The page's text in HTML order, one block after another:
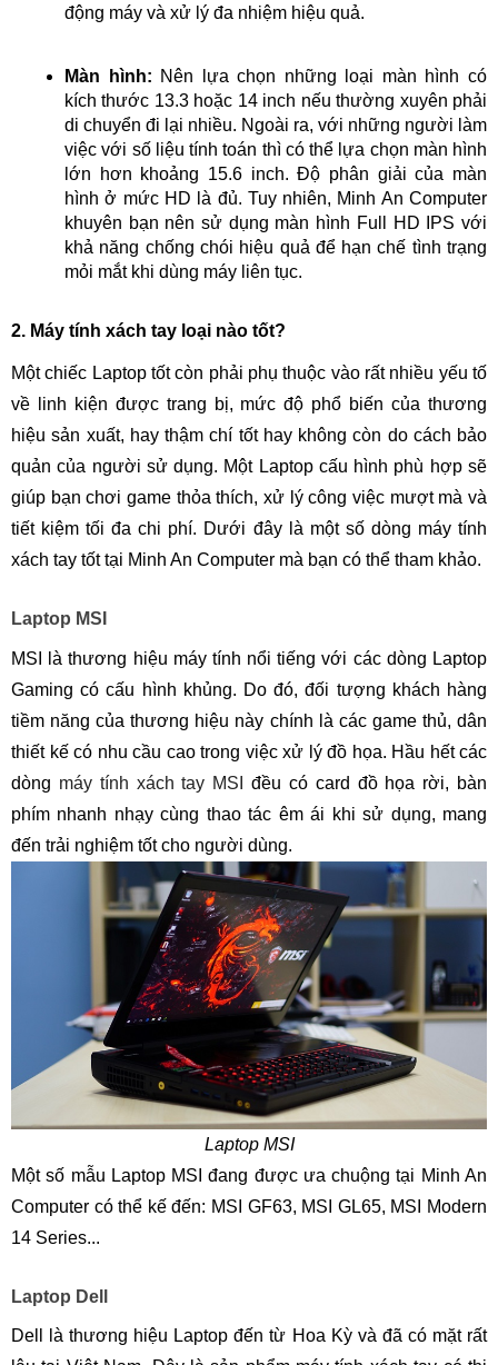
động máy và xử lý đa nhiệm hiệu quả.
Màn hình: Nên lựa chọn những loại màn hình có
kích thước 13.3 hoặc 14 inch nếu thường xuyên phải
di chuyển đi lại nhiều. Ngoài ra, với những người làm
việc với số liệu tính toán thì có thể lựa chọn màn hình
lớn hơn khoảng 15.6 inch. Độ phân giải của màn
hình ở mức HD là đủ. Tuy nhiên, Minh An Computer
khuyên bạn nên sử dụng màn hình Full HD IPS với
khả năng chống chói hiệu quả để hạn chế tình trạng
mỏi mắt khi dùng máy liên tục.
2. Máy tính xách tay loại nào tốt?
Một chiếc Laptop tốt còn phải phụ thuộc vào rất nhiều yếu tố
về linh kiện được trang bị, mức độ phổ biến của thương
hiệu sản xuất, hay thậm chí tốt hay không còn do cách bảo
quản của người sử dụng. Một Laptop cấu hình phù hợp sẽ
giúp bạn chơi game thỏa thích, xử lý công việc mượt mà và
tiết kiệm tối đa chi phí. Dưới đây là một số dòng máy tính
xách tay tốt tại Minh An Computer mà bạn có thể tham khảo.
Laptop MSI
MSI là thương hiệu máy tính nổi tiếng với các dòng Laptop
Gaming có cấu hình khủng. Do đó, đối tượng khách hàng
tiềm năng của thương hiệu này chính là các game thủ, dân
thiết kế có nhu cầu cao trong việc xử lý đồ họa. Hầu hết các
dòng máy tính xách tay MSI
đều có card đồ họa rời, bàn
phím nhanh nhạy cùng thao tác êm ái khi sử dụng, mang
đến trải nghiệm tốt cho người dùng.
Laptop MSI
Một số mẫu Laptop MSI đang được ưa chuộng tại Minh An
Computer có thể kế đến: MSI GF63, MSI GL65, MSI Modern
14 Series...
Laptop Dell
Dell là thương hiệu Laptop đến từ Hoa Kỳ và đã có mặt rất